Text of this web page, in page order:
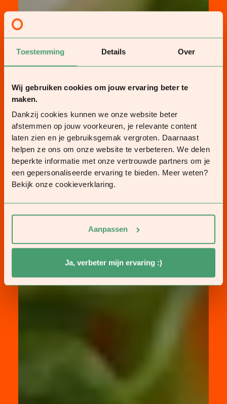
Toestemming Details Over
Wij gebruiken cookies om jouw ervaring beter te
maken.
Dankzij cookies kunnen we onze website beter
afstemmen op jouw voorkeuren, je relevante content
laten zien en je gebruiksgemak vergroten. Daarnaast
helpen ze ons om onze website te verbeteren. We delen
beperkte informatie met onze vertrouwde partners om je
een gepersonaliseerde ervaring te bieden. Meer weten?
Bekijk onze cookieverklaring.
Aanpassen
Ja, verbeter mijn ervaring :)